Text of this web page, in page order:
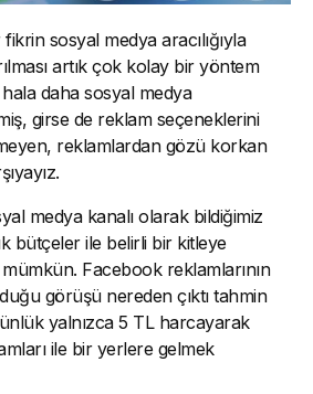
sosyal medya aracılığıyla
artık çok kolay bir yöntem
daha sosyal medya
girse de reklam seçeneklerini
reklamlardan gözü korkan
medya kanalı olarak bildiğimiz
bütçeler ile belirli bir kitleye
Facebook reklamlarının
görüşü nereden çıktı tahmin
yalnızca 5 TL harcayarak
ile bir yerlere gelmek